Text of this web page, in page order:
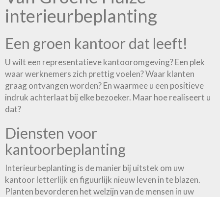
interieurbeplanting
Een groen kantoor dat leeft!
U wilt een representatieve kantooromgeving? Een plek
waar werknemers zich prettig voelen? Waar klanten
graag ontvangen worden? En waarmee u een positieve
indruk achterlaat bij elke bezoeker. Maar hoe realiseert u
dat?
Diensten voor
kantoorbeplanting
Interieurbeplanting is de manier bij uitstek om uw
kantoor letterlijk en figuurlijk nieuw leven in te blazen.
Planten bevorderen het welzijn van de mensen in uw